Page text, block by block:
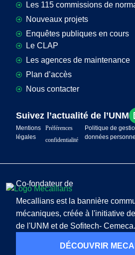
Les 115 commissions de
Nouveaux projets
Enquêtes publiques en cours
Le CLAP
Les agences de maintenance
Plan d’accès
Nous contacter
Suivez l’actualité de l’UNM
Mentions
légales
Préférences
confidentialité
Politique de
données
Co-fondateur de
Mecallians est la bannière
mécaniques, créée à l'initiative
de l'UNM et de Sofitech- Cemeca.
DÉCOUVRIR